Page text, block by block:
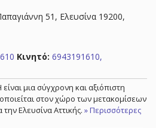
51, Ελευσίνα 19200,
Κινητό: 6943191610,
μια σύγχρονη και αξιόπιστη
στον χώρο των μετακομίσεων
Ελευσίνα Αττικής. » Περισσότερες